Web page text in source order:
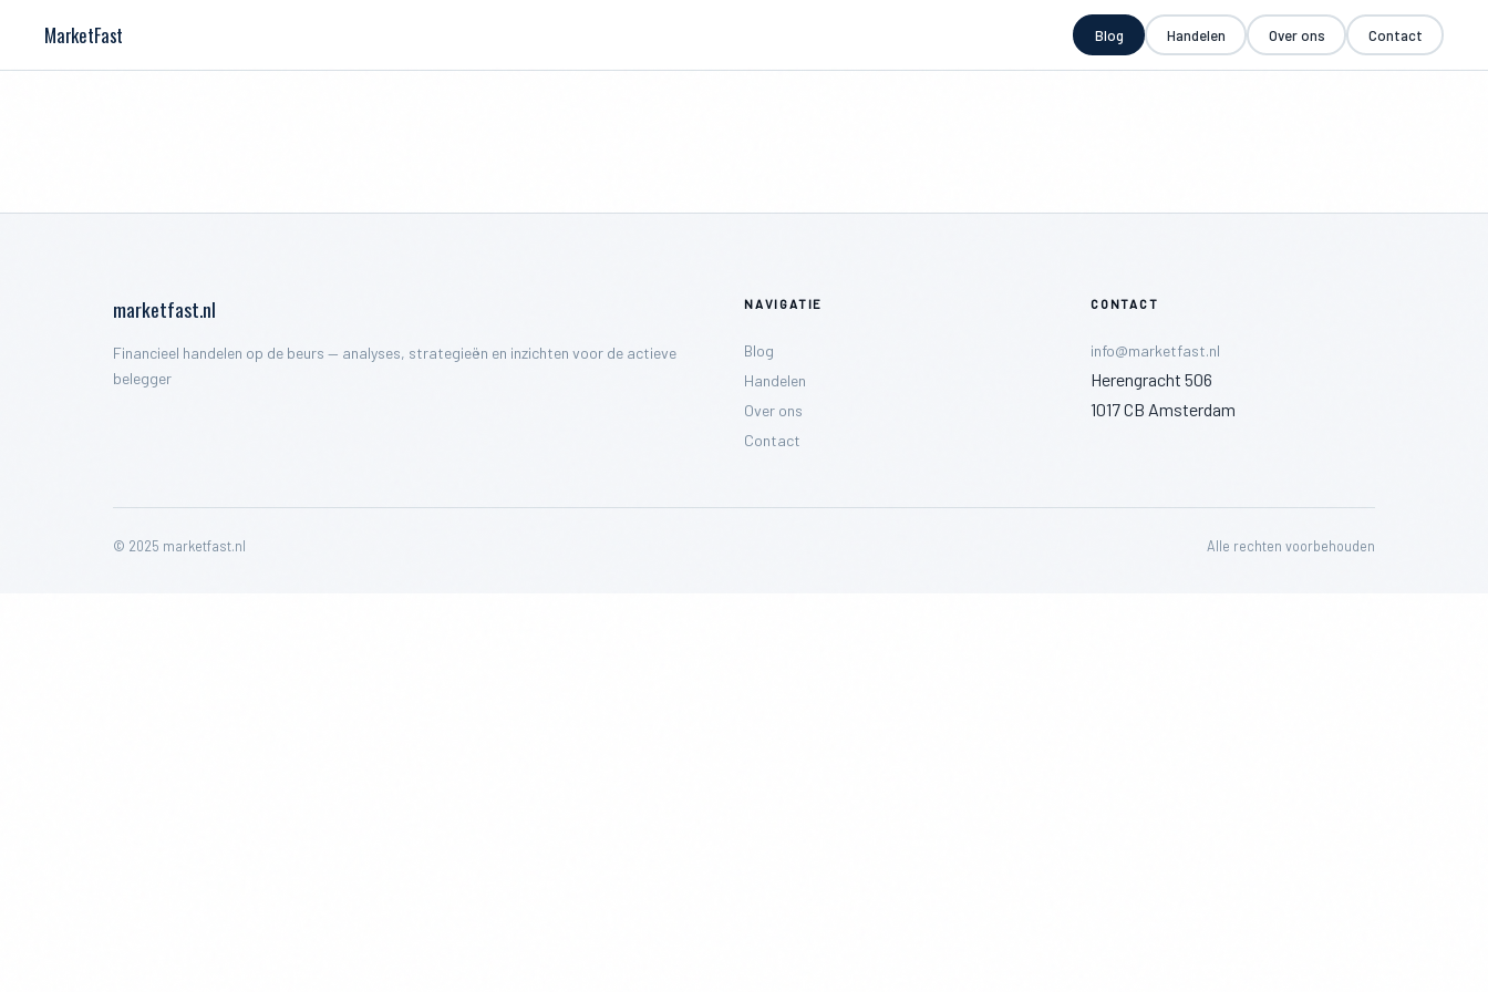
MarketFast Blog Handelen Over ons Contact
marketfast.nl
Financieel handelen op de beurs — analyses, strategieën en inzichten voor de actieve
belegger
NAVIGATIE
Blog
Handelen
Over ons
Contact
CONTACT
info@marketfast.nl
Herengracht 506
1017 CB Amsterdam
© 2025 marketfast.nl Alle rechten voorbehouden